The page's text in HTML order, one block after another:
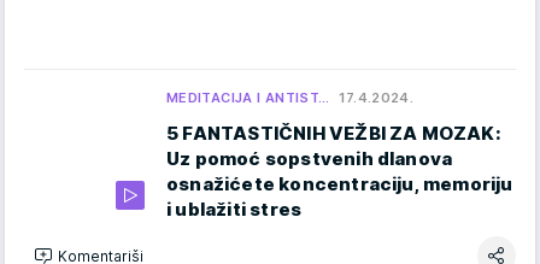
MEDITACIJA I ANTIST… 17.4.2024.
5 FANTASTIČNIH VEŽBI ZA MOZAK:
Uz pomoć sopstvenih dlanova
osnažićete koncentraciju, memoriju
i ublažiti stres
Komentariši